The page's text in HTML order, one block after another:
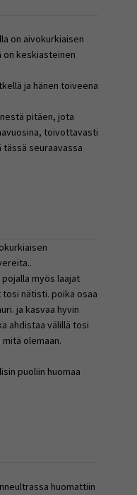
on aivokurkiaisen
on keskiasteinen
ja hänen toiveena
pitäen, jota
toivottavasti
seuraavassa
myös laajat
nätisti. poika osaa
ja kasvaa hyvin
ahdistaa välillä tosi
olemaan.
puoliin huomaa
huomattiin